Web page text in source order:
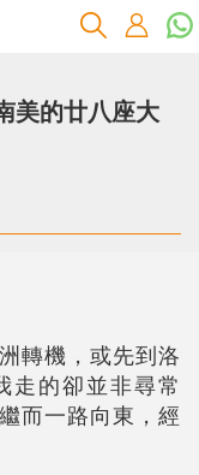
美的廿八座大
轉機，或先到洛
走的卻並非尋常
而一路向東，經